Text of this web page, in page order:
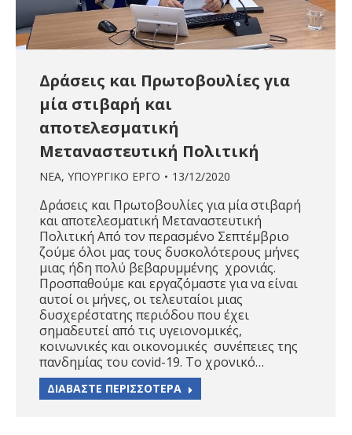
Δράσεις και Πρωτοβουλίες για
μία στιβαρή και
αποτελεσματική
Μεταναστευτική Πολιτική
ΝΕΑ, ΥΠΟΥΡΓΙΚΟ ΕΡΓΟ 13/12/2020
Δράσεις και Πρωτοβουλίες για μία στιβαρή
και αποτελεσματική Μεταναστευτική
Πολιτική Από τον περασμένο Σεπτέμβριο
ζούμε όλοι μας τους δυσκολότερους μήνες
μιας ήδη πολύ βεβαρυμμένης χρονιάς.
Προσπαθούμε και εργαζόμαστε για να είναι
αυτοί οι μήνες, οι τελευταίοι μιας
δυσχερέστατης περιόδου που έχει
σημαδευτεί από τις υγειονομικές,
κοινωνικές και οικονομικές συνέπειες της
πανδημίας του covid-19. Το χρονικό…
ΔΙΑΒΑΣΤΕ ΠΕΡΙΣΣΟΤΕΡΑ